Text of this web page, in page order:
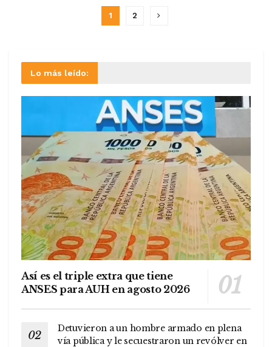
1 2
Lo más leído:
Así es el triple extra que tiene
ANSES para AUH en agosto 2026
Detuvieron a un hombre armado en plena
vía pública y le secuestraron un revólver en